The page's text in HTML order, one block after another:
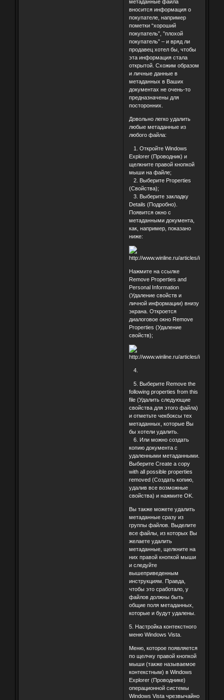
метаданные файла
вносится информация о
покупателе, например
пометки “хороший
покупатель”, ”плохой
покупатель” – и вряд ли
продавец хотел бы, чтобы
эта информация стала
открытой. Схожим образом
и личные данные в
метаданных в Ваших
документах не очень-то
предназначены для
посторонних.
Довольно легко удалить
любые метаданные из
любого файла:
1. Откройте Windows
Explorer (Проводник) и
щелкните правой кнопкой
мыши на файле;
2. Выберите Properties
(Свойства);
3. Выберите закладку
Details (Подробно).
Появится окно с
метаданными документа,
как, например, показано
ниже:
Нажмите на ссылке
Remove Properties and
Personal Information
(Удаление свойств и
личной информации) внизу
экрана. Откроется
диалоговое окно Remove
Properties (Удаление
свойств);
4.
5. Выберите Remove the
following properties from this
file (Удалить следующие
свойства для этого файла)
и отметьте чекбоксы тех
метаданных, которые Вы
бы хотели удалить.
6. Или можно создать
копию документа с
удаленными метаданными.
Выберите Create a copy
with all possible properties
removed (Создать копию,
удалив все возможные
свойства) и нажмите OK.
Вы также можете удалить
метаданные сразу из
группы файлов. Выделите
все файлы, из которых Вы
желаете удалить
метаданные, щелкните на
них правой кнопкой мыши
и следуйте
вышеприведенным
инструкциям. Правда,
чтобы это сработало, у
файлов должны быть
общие поля метаданных,
которые и будут удалены.
5. Настройка контекстного
меню Windows Vista.
Меню, которое появляется
по щелчку правой кнопкой
мыши (также называемое
контекстным) в Windows
Explorer (Проводнике)
операционной системы
Windows Vista чрезвычайно